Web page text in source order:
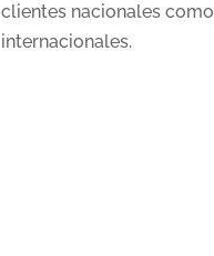
clientes nacionales como
internacionales.